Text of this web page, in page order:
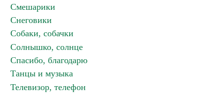
Смешарики
Снеговики
Собаки, собачки
Солнышко, солнце
Спасибо, благодарю
Танцы и музыка
Телевизор, телефон